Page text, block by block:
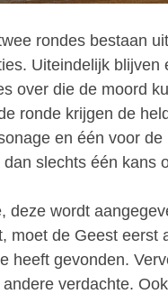
rondes bestaan
Uiteindelijk blijven
over die de moord
ronde krijgen de
en één voor
slechts één kans
deze wordt
moet de Geest eerst
heeft gevonden.
verdachte.